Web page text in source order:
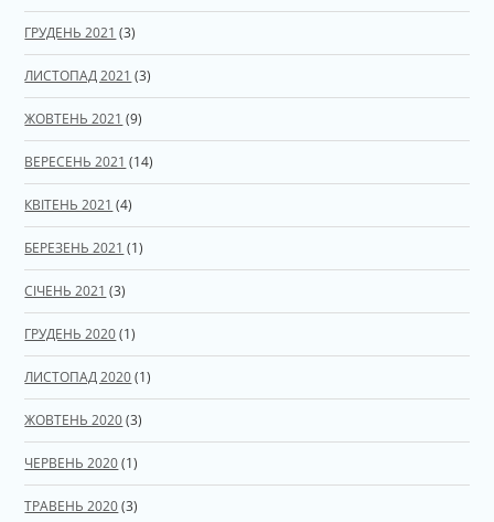
ГРУДЕНЬ 2021 (3)
ЛИСТОПАД 2021 (3)
ЖОВТЕНЬ 2021 (9)
ВЕРЕСЕНЬ 2021 (14)
КВІТЕНЬ 2021 (4)
БЕРЕЗЕНЬ 2021 (1)
СІЧЕНЬ 2021 (3)
ГРУДЕНЬ 2020(1)
ЛИСТОПАД 2020(1)
ЖОВТЕНЬ 2020(3)
ЧЕРВЕНЬ 2020(1)
ТРАВЕНЬ 2020(3)